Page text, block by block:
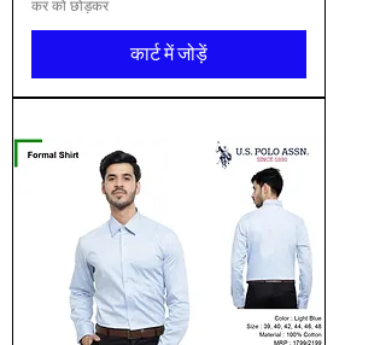
कर को छोड़कर
कार्ट में जोड़ें